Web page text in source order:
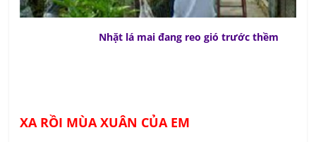
Nhặt lá mai đang reo gió trước thềm
XA RỒI MÙA XUÂN CỦA EM